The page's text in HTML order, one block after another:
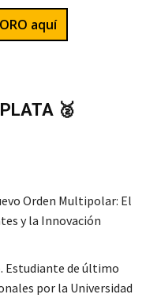
aquí
🥈
Orden Multipolar: El
y la Innovación
Estudiante de último
por la Universidad